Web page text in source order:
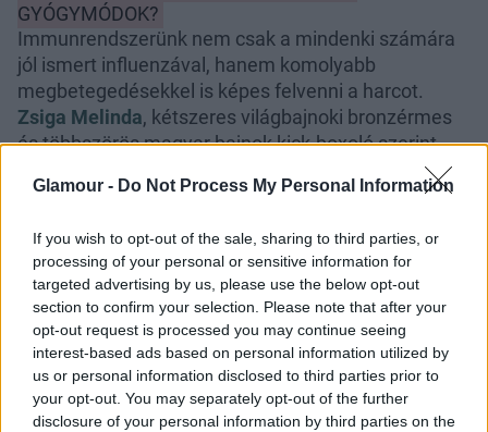
Glamour - Do Not Process My Personal Information
If you wish to opt-out of the sale, sharing to third parties, or
processing of your personal or sensitive information for
targeted advertising by us, please use the below opt-out
section to confirm your selection. Please note that after your
opt-out request is processed you may continue seeing
interest-based ads based on personal information utilized by
us or personal information disclosed to third parties prior to
your opt-out. You may separately opt-out of the further
disclosure of your personal information by third parties on the
GYÓGYMÓDOK?
Immunrendszerünk nem csak a mindenki számára
jól ismert influenzával, hanem komolyabb
megbetegedésekkel is képes felvenni a harcot.
Zsiga Melinda, kétszeres világbajnoki bronzérmes
és többszörös magyar bajnok kick-boxoló szerint
ehhez azonban, nem elegendők a vitaminok, hiszen
a fitt test és karbantartott fizikum is sokat számít,
időszakban.